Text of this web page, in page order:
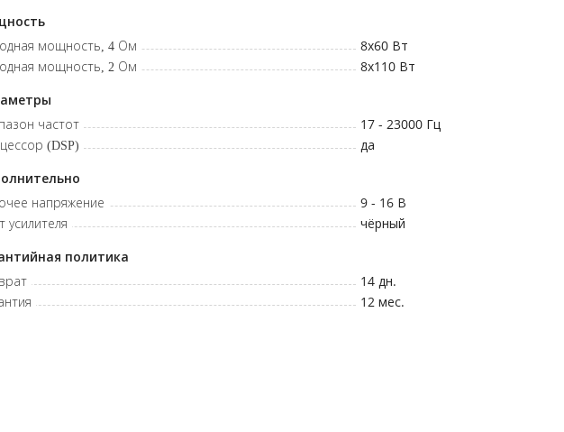
мощность, 4 Ом
8x60Вт
мощность, 2 Ом
8x110Вт
частот
17 - 23000Гц
(DSP)
да
напряжение
9 - 16В
усилителя
чёрный
политика
14 дн.
12 мес.